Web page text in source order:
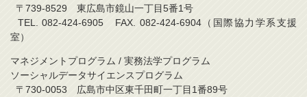
〒739-8529 東広島市鏡山一丁目5番1号
TEL. 082-424-6905 FAX. 082-424-6904（国際協力学系支援
室）
マネジメントプログラム / 実務法学プログラム
ソーシャルデータサイエンスプログラム
〒730-0053 広島市中区東千田町一丁目1番89号